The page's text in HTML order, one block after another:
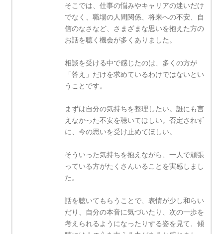
そこでは、仕事の悩みやキャリアの迷いだけ
でなく、職場の人間関係、将来への不安、自
信のなさなど、さまざまな思いを抱えた方の
お話を聴く機会が多くありました。
相談を受ける中で感じたのは、多くの方が
「答え」だけを求めているわけではないとい
うことです。
まずは自分の気持ちを整理したい。誰にも言
えなかった不安を聴いてほしい。否定されず
に、今の思いを受け止めてほしい。
そういった気持ちを抱えながら、一人で頑張
っている方がたくさんいることを実感しまし
た。
話を聴いてもらうことで、表情が少し和らい
だり、自分の本音に気づいたり、次の一歩を
考えられるようになったりする姿を見て、傾